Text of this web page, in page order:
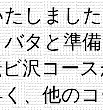
しまし
タと準
沢コース
、他の